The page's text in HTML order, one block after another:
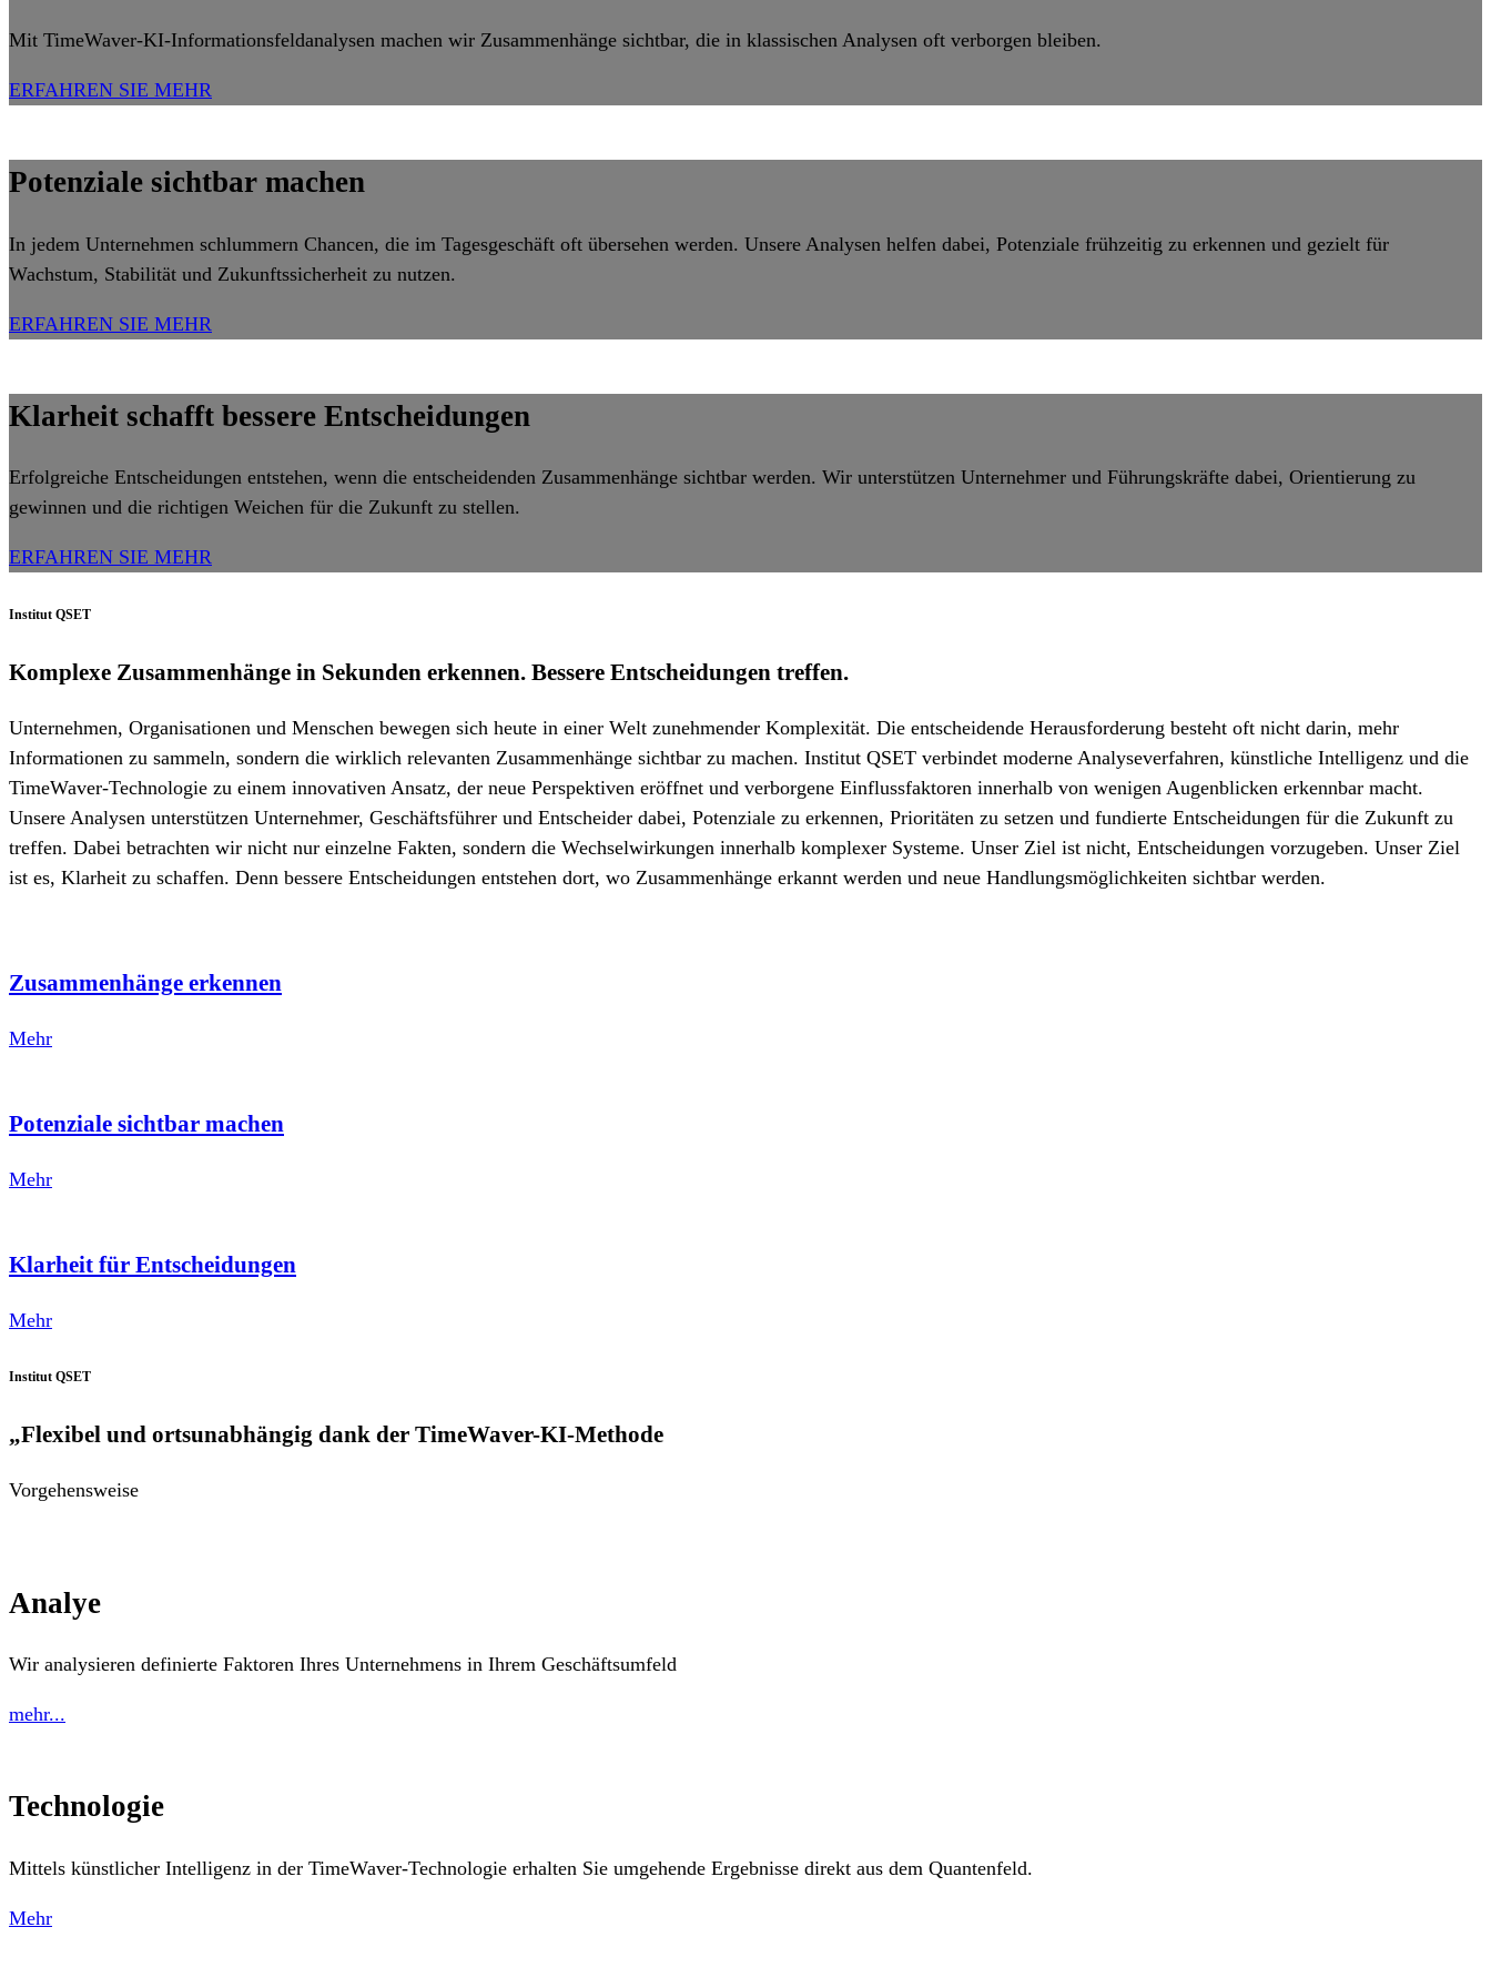
Mit TimeWaver-KI-Informationsfeldanalysen machen wir Zusammenhänge sichtbar, die in klassischen Analysen oft verborgen bleiben.
ERFAHREN SIE MEHR
Potenziale sichtbar machen
In jedem Unternehmen schlummern Chancen, die im Tagesgeschäft oft übersehen werden. Unsere Analysen helfen dabei, Potenziale frühzeitig zu erkennen und gezielt für
Wachstum, Stabilität und Zukunftssicherheit zu nutzen.
ERFAHREN SIE MEHR
Klarheit schafft bessere Entscheidungen
Erfolgreiche Entscheidungen entstehen, wenn die entscheidenden Zusammenhänge sichtbar werden. Wir unterstützen Unternehmer und Führungskräfte dabei, Orientierung zu
gewinnen und die richtigen Weichen für die Zukunft zu stellen.
ERFAHREN SIE MEHR
Institut QSET
Komplexe Zusammenhänge in Sekunden erkennen. Bessere Entscheidungen treffen.
Unternehmen, Organisationen und Menschen bewegen sich heute in einer Welt zunehmender Komplexität. Die entscheidende Herausforderung besteht oft nicht darin, mehr
Informationen zu sammeln, sondern die wirklich relevanten Zusammenhänge sichtbar zu machen. Institut QSET verbindet moderne Analyseverfahren, künstliche Intelligenz und die
TimeWaver-Technologie zu einem innovativen Ansatz, der neue Perspektiven eröffnet und verborgene Einflussfaktoren innerhalb von wenigen Augenblicken erkennbar macht.
Unsere Analysen unterstützen Unternehmer, Geschäftsführer und Entscheider dabei, Potenziale zu erkennen, Prioritäten zu setzen und fundierte Entscheidungen für die Zukunft zu
treffen. Dabei betrachten wir nicht nur einzelne Fakten, sondern die Wechselwirkungen innerhalb komplexer Systeme. Unser Ziel ist nicht, Entscheidungen vorzugeben. Unser Ziel
ist es, Klarheit zu schaffen. Denn bessere Entscheidungen entstehen dort, wo Zusammenhänge erkannt werden und neue Handlungsmöglichkeiten sichtbar werden.
Zusammenhänge erkennen
Mehr
Potenziale sichtbar machen
Mehr
Klarheit für Entscheidungen
Mehr
Institut QSET
„Flexibel und ortsunabhängig dank der TimeWaver-KI-Methode
Vorgehensweise
Analye
Wir analysieren definierte Faktoren Ihres Unternehmens in Ihrem Geschäftsumfeld
mehr...
Technologie
Mittels künstlicher Intelligenz in der TimeWaver-Technologie erhalten Sie umgehende Ergebnisse direkt aus dem Quantenfeld.
Mehr